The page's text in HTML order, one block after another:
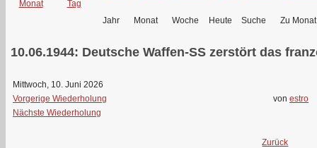
Jahr Monat Woche Heute Suche Zu Monat
10.06.1944: Deutsche Waffen-SS zerstört das
Mittwoch, 10. Juni 2026
Vorgerige Wiederholung
Nächste Wiederholung
von estro
Zurück